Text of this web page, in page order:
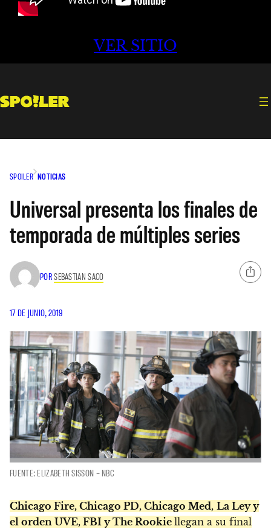
VER SITIO
SPOILER NOTICIAS
Universal presenta los finales de
temporada de múltiples series
PORSEBASTIAN SACO
17 DE JUNIO, 2019
FUENTE: ELIZABETH SISSON – NBC
Chicago Fire, Chicago PD, Chicago Med, La Ley y
el orden UVE, FBI y The Rookie llegan a su final